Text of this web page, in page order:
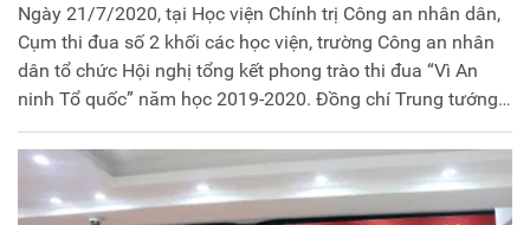
Ngày 21/7/2020, tại Học viện Chính trị Công an nhân dân,
Cụm thi đua số 2 khối các học viện, trường Công an nhân
dân tổ chức Hội nghị tổng kết phong trào thi đua “Vì An
ninh Tổ quốc” năm học 2019-2020. Đồng chí Trung tướng,
PGS.TS Trần Vi Dân, Giám đốc Học viện Chính trị Công an
nhân dân - đơn vị Cụm trưởng Cụm thi đua chủ trì Hội nghị.